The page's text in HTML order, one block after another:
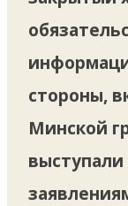
стороны,
Минской